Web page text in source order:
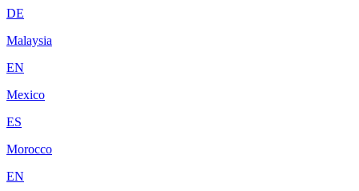
DE
Malaysia
EN
Mexico
ES
Morocco
EN